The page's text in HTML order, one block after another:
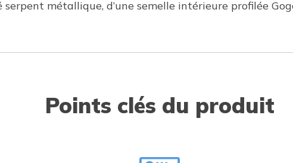
métallique, d’une semelle intérieure profilée
Points clés du produit